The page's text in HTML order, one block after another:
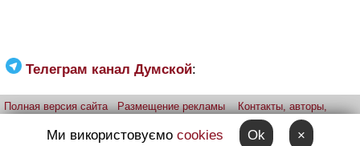
Телеграм канал Думской:
Полная версия сайта Размещение рекламы
Контакты, авторы,
iPhone
Прислать фото через telegram
Patreon
Ми використовуємо cookies Ok ×